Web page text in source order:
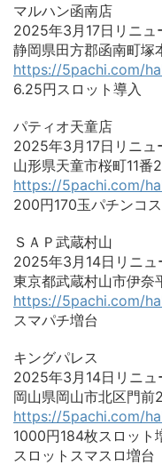
マルハン函南店
2025年3月17日リニュ
静岡県田方郡函南町塚
https://5pachi.com/
6.25円スロット導入
パティオ天童店
2025年3月17日リニュ
山形県天童市桜町11番
https://5pachi.com/
200円170玉パチンコ
ＳＡＰ武蔵村山
2025年3月14日リニュ
東京都武蔵村山市伊奈
https://5pachi.com/
スマパチ増台
キングパレス
2025年3月14日リニュ
岡山県岡山市北区門前
https://5pachi.com/
1000円184枚スロッ
スロットスマスロ増台